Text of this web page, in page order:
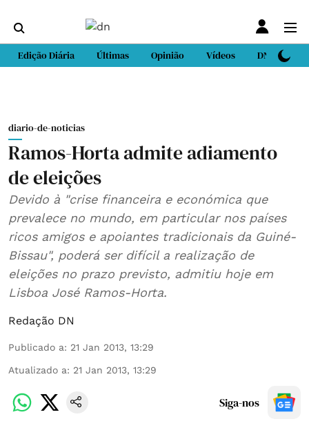
Edição Diária Últimas Opinião Vídeos DN Sport
diario-de-noticias
Ramos-Horta admite adiamento
de eleições
Devido à "crise financeira e económica que
prevalece no mundo, em particular nos países
ricos amigos e apoiantes tradicionais da Guiné-
Bissau", poderá ser difícil a realização de
eleições no prazo previsto, admitiu hoje em
Lisboa José Ramos-Horta.
Redação DN
Publicado a: 21 Jan 2013, 13:29
Atualizado a: 21 Jan 2013, 13:29
Siga-nos